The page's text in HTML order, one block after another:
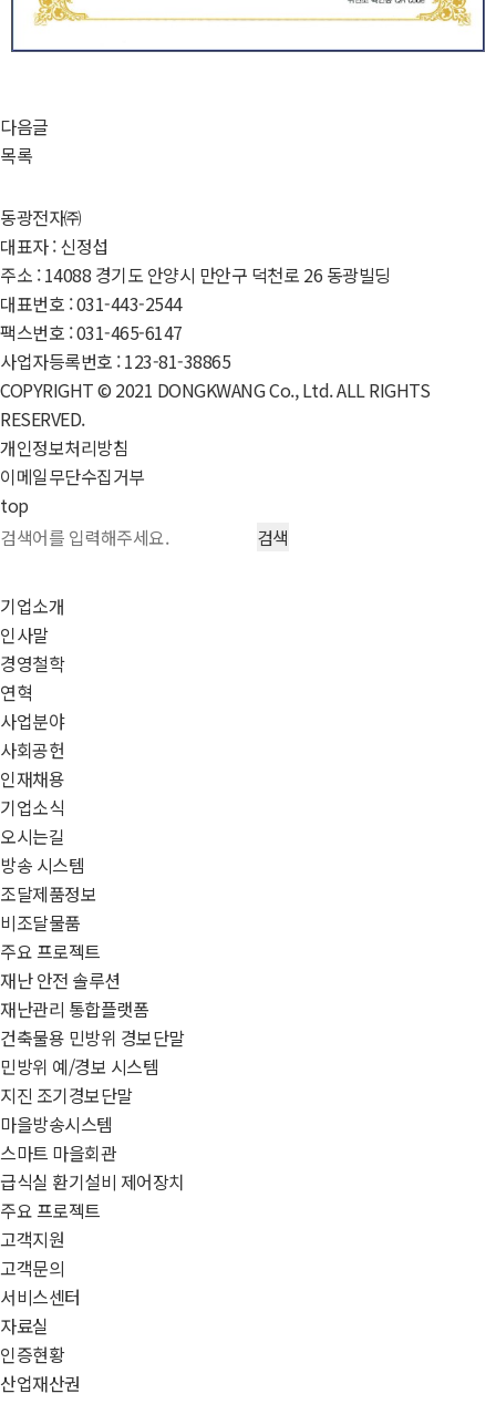
다음글
목록
동광전자㈜
대표자 : 신정섭
주소 : 14088 경기도 안양시 만안구 덕천로 26 동광빌딩
대표번호 : 031-443-2544
팩스번호 : 031-465-6147
사업자등록번호 : 123-81-38865
COPYRIGHT © 2021 DONGKWANG Co., Ltd. ALL RIGHTS
RESERVED.
개인정보처리방침
이메일무단수집거부
top
기업소개
인사말
경영철학
연혁
사업분야
사회공헌
인재채용
기업소식
오시는길
방송 시스템
조달제품정보
비조달물품
주요 프로젝트
재난 안전 솔루션
재난관리 통합플랫폼
건축물용 민방위 경보단말
민방위 예/경보 시스템
지진 조기경보단말
마을방송시스템
스마트 마을회관
급식실 환기설비 제어장치
주요 프로젝트
고객지원
고객문의
서비스센터
자료실
인증현황
산업재산권